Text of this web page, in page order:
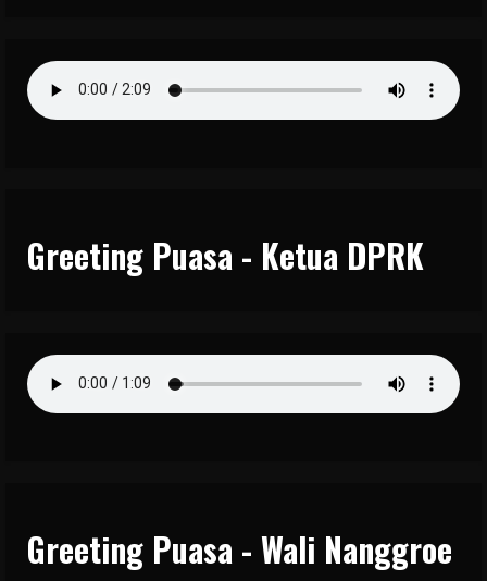
Greeting Puasa - Ketua DPRK
Greeting Puasa - Wali Nanggroe